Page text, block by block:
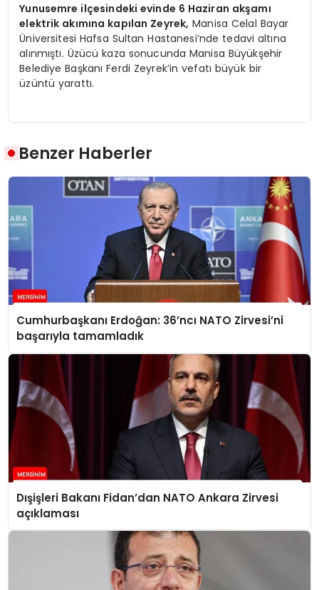
Yunusemre ilçesindeki evinde 6 Haziran akşamı
elektrik akımına kapılan Zeyrek, Manisa Celal Bayar
Üniversitesi Hafsa Sultan Hastanesi’nde tedavi altına
alınmıştı. Üzücü kaza sonucunda Manisa Büyükşehir
Belediye Başkanı Ferdi Zeyrek’in vefatı büyük bir
üzüntü yarattı.
Benzer Haberler
Cumhurbaşkanı Erdoğan: 36’ncı NATO Zirvesi’ni
başarıyla tamamladık
Dışişleri Bakanı Fidan’dan NATO Ankara Zirvesi
açıklaması